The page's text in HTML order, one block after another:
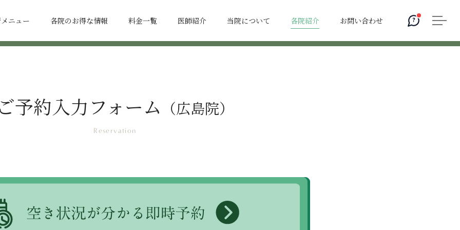
ニュー 各院のお得な情報 料金一覧 医師紹介 当院について 各院紹介 お問い合わせ
予約入力フォーム （広島院）
?